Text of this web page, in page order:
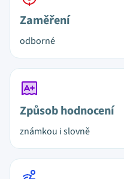
Zaměření
odborné
Způsob hodnocení
známkou i slovně